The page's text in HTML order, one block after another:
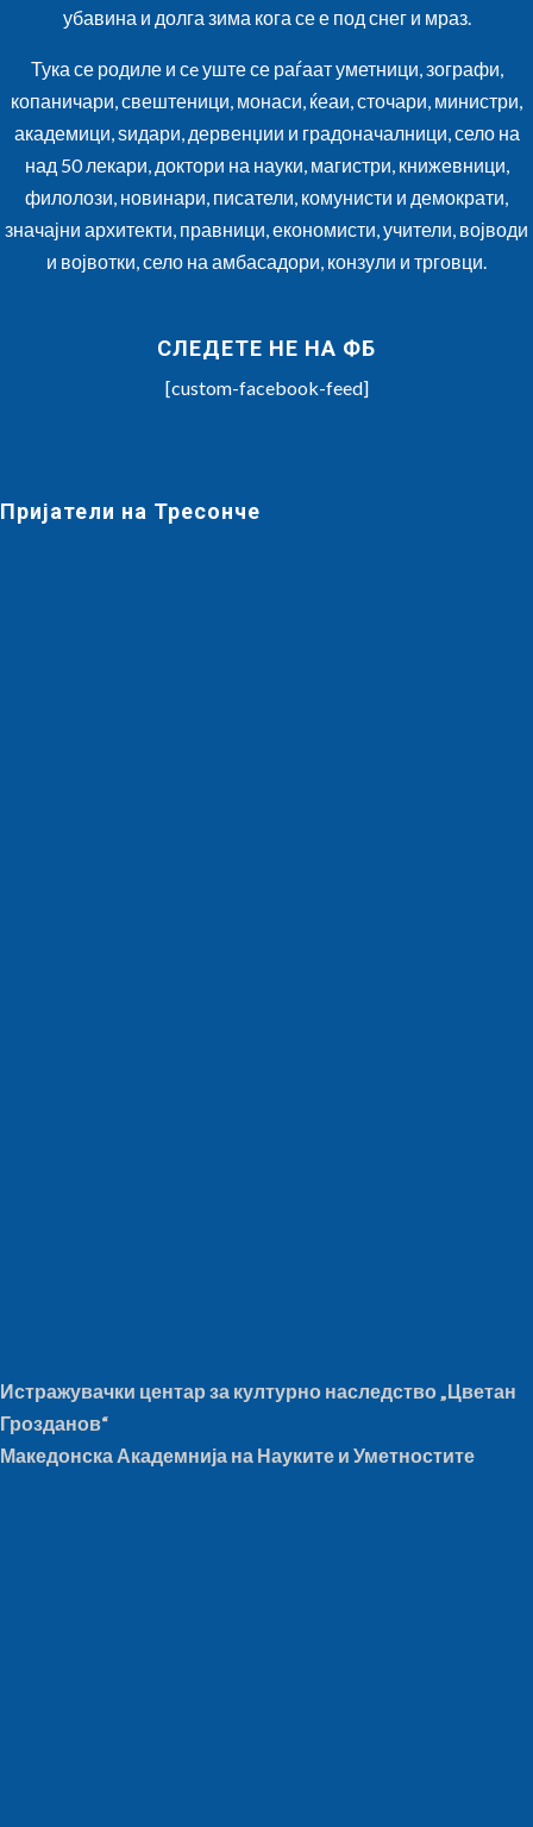
убавина и долга зима кога се е под снег и мраз.
Тука се родиле и сe уште се раѓаат уметници, зографи,
копаничари, свештеници, монаси, ќеаи, сточари, министри,
академици, ѕидари, дервенџии и градоначалници, село на
над 50 лекари, доктори на науки, магистри, книжевници,
филолози, новинари, писатели, комунисти и демократи,
значајни архитекти, правници, економисти, учители, војводи
и војвотки, село на амбасадори, конзули и трговци.
СЛЕДЕТЕ НЕ НА ФБ
[custom-facebook-feed]
Пријатели на Тресонче
Истражувачки центар за културно наследство „Цветан
Грозданов“
Македонска Академнија на Науките и Уметностите